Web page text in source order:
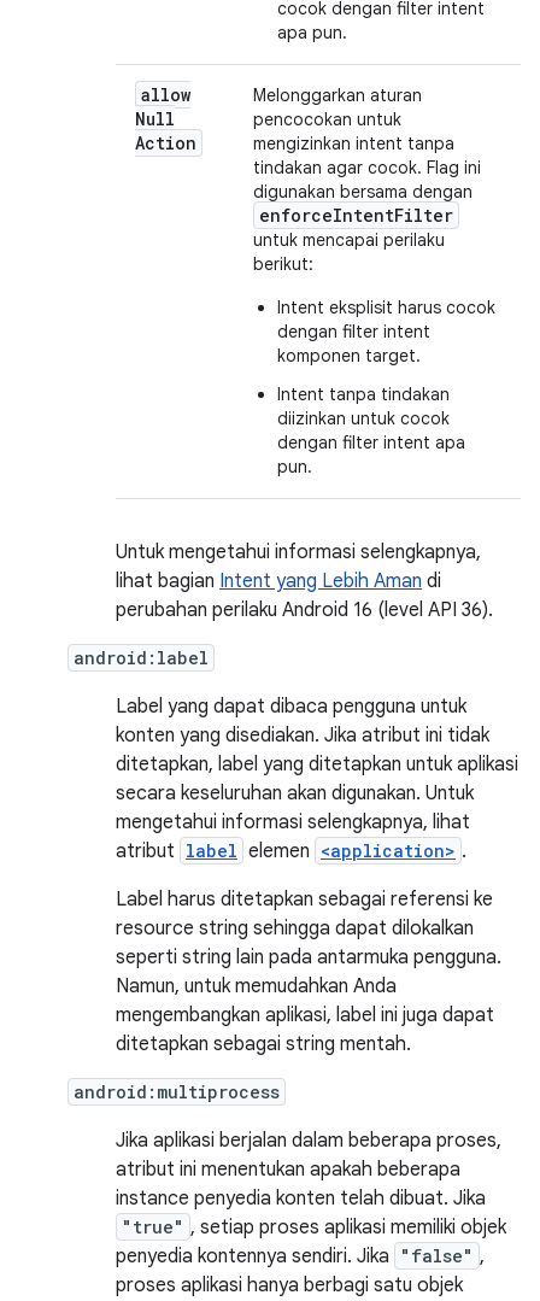
cocok dengan filter intent
apa pun.
allow
Null
Action
Melonggarkan aturan
pencocokan untuk
mengizinkan intent tanpa
tindakan agar cocok. Flag ini
digunakan bersama dengan
enforceIntentFilter
untuk mencapai perilaku
berikut:
Intent eksplisit harus cocok
dengan filter intent
komponen target.
Intent tanpa tindakan
diizinkan untuk cocok
dengan filter intent apa
pun.
Untuk mengetahui informasi selengkapnya,
lihat bagian Intent yang Lebih Aman di
perubahan perilaku Android 16 (level API 36).
android:label
Label yang dapat dibaca pengguna untuk
konten yang disediakan. Jika atribut ini tidak
ditetapkan, label yang ditetapkan untuk aplikasi
secara keseluruhan akan digunakan. Untuk
mengetahui informasi selengkapnya, lihat
atribut label elemen <application> .
Label harus ditetapkan sebagai referensi ke
resource string sehingga dapat dilokalkan
seperti string lain pada antarmuka pengguna.
Namun, untuk memudahkan Anda
mengembangkan aplikasi, label ini juga dapat
ditetapkan sebagai string mentah.
android:multiprocess
Jika aplikasi berjalan dalam beberapa proses,
atribut ini menentukan apakah beberapa
instance penyedia konten telah dibuat. Jika
"true" , setiap proses aplikasi memiliki objek
penyedia kontennya sendiri. Jika
"false" ,
proses aplikasi hanya berbagi satu objek